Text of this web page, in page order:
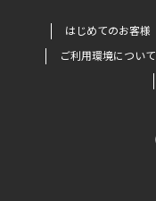
はじめてのお客様
ご利用環境について